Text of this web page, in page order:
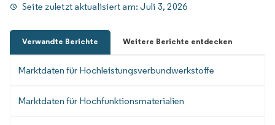
Seite zuletzt aktualisiert am:Juli 3, 2026
Verwandte Berichte Weitere Berichte entdecken
Marktdaten für Hochleistungsverbundwerkstoffe
Marktdaten für Hochfunktionsmaterialien